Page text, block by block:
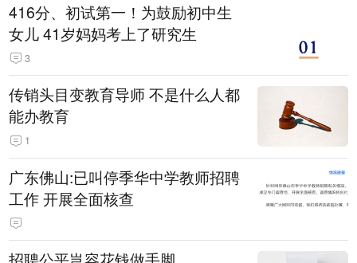
416分、初试第一！为鼓励初中生
女儿 41岁妈妈考上了研究生
3
传销头目变教育导师 不是什么人都
能办教育
1
广东佛山:已叫停季华中学教师招聘
工作 开展全面核查